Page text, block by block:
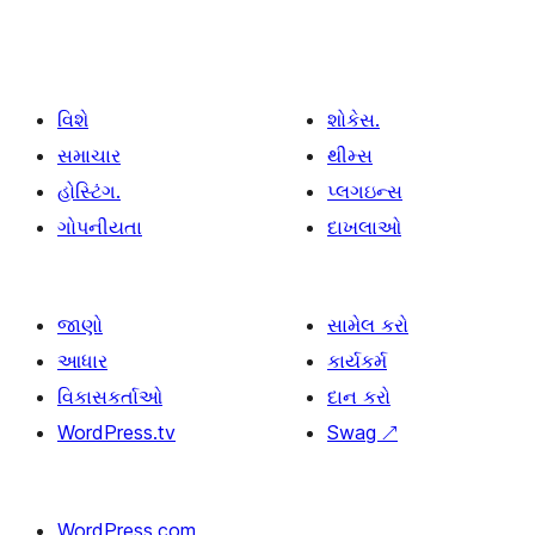
વિશે
સમાચાર
હોસ્ટિંગ.
ગોપનીયતા
શોકેસ.
થીમ્સ
પ્લગઇન્સ
દાખલાઓ
જાણો
આધાર
વિકાસકર્તાઓ
WordPress.tv
સામેલ કરો
કાર્યકર્મ
દાન કરો
Swag ↗